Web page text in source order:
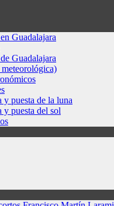
Guadalajara
Guadalajara
y puesta de la luna
y puesta del sol